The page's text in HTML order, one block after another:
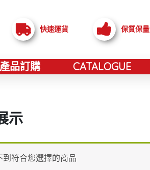
快速運貨 保質保量
產品訂購 CATALOGUE
示
到符合您選擇的商品